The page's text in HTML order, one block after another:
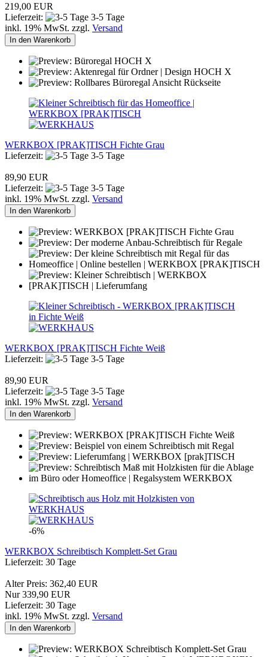
219,00 EUR
Lieferzeit:
3-5 Tage
inkl. 19% MwSt. zzgl. Versand
In den Warenkorb
WERKBOX [PRAK]TISCH Fichte Grau
Lieferzeit:
3-5 Tage
89,90 EUR
Lieferzeit:
3-5 Tage
inkl. 19% MwSt. zzgl. Versand
In den Warenkorb
WERKBOX [PRAK]TISCH Fichte Weiß
Lieferzeit:
3-5 Tage
89,90 EUR
Lieferzeit:
3-5 Tage
inkl. 19% MwSt. zzgl. Versand
In den Warenkorb
-6%
WERKBOX Schreibtisch Komplett-Set Grau
Lieferzeit: 30 Tage
Alter Preis: 362,40 EUR
Nur 339,90 EUR
Lieferzeit: 30 Tage
inkl. 19% MwSt. zzgl. Versand
In den Warenkorb